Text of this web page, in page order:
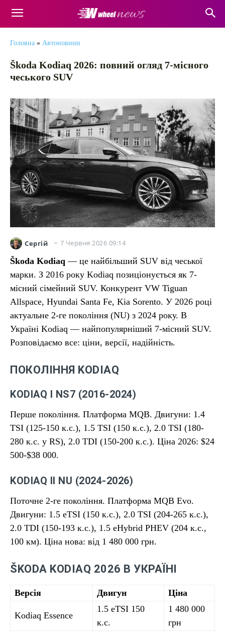
Головна » Автоновини
Škoda Kodiaq 2026: повний огляд 7-місного
чеського SUV
Сергій 7 Червня 2026 09:14
Škoda Kodiaq — це найбільший SUV від чеської
марки. З 2016 року Kodiaq позиціонується як 7-
місний сімейний SUV. Конкурент VW Tiguan
Allspace, Hyundai Santa Fe, Kia Sorento. У 2026 році
актуальне 2-ге покоління (NU) з 2024 року. В
Україні Kodiaq — найпопулярніший 7-місний SUV.
Розповідаємо все: ціни, версії, надійність.
ПОКОЛІННЯ KODIAQ
KODIAQ I NS7 (2016-2024)
Перше покоління. Платформа MQB. Двигуни: 1.4
TSI (125-150 к.с.), 1.5 TSI (150 к.с.), 2.0 TSI (180-
280 к.с. у RS), 2.0 TDI (150-200 к.с.). Ціна 2026: $24
500-$38 000.
KODIAQ II NU (2024-2026)
Поточне 2-ге покоління. Платформа MQB Evo.
Двигуни: 1.5 eTSI (150 к.с.), 2.0 TSI (204-265 к.с.),
2.0 TDI (150-193 к.с.), 1.5 eHybrid PHEV (204 к.с.,
100 км). Ціна нова: від 1 480 000 грн.
ŠKODA KODIAQ 2026 В УКРАЇНІ
Версія Двигун Ціна
Kodiaq Essence
1.5 eTSI 150
к.с.
1 480 000
грн